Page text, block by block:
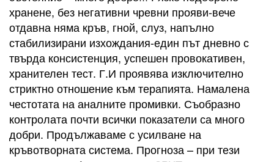
хранене, без негативни чревни прояви-вече
отдавна няма кръв, гной, слуз, напълно
стабилизирани изхождания-един път дневно с
твърда консистенция, успешен провокативен,
хранителен тест. Г.И проявява изключително
стриктно отношение към терапията. Намалена
честотата на аналните промивки. Съобразно
контролата почти всички показатели са много
добри. Продължаваме с усилване на
кръвотворната система. Прогноза – при тези